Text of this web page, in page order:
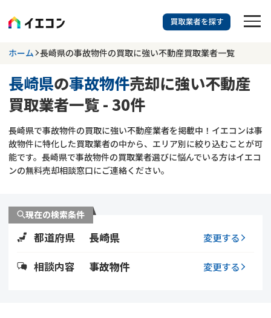
訳あり物件に強い業者を探す
長崎県 事故物件
更新日 :2026年07月31日
業者を探す
空き家
再建築不可
不動産コラム
不動産売却
ホーム 長崎県の事故物件の買取に強い不動産買取業者一覧
長崎県の事故物件売却に強い不動産
買取業者一覧 - 30件
長崎県で事故物件の買取に強い不動産業者を掲載中！イエコンは事
故物件に特化した買取業者の中から、エリア別に絞り込むことが可
能です。長崎県で事故物件の買取業者選びに悩んでいる方はイエコ
ンの無料売却相談窓口にご連絡ください。
現在の検索条件
都道府県 長崎県 変更する
相談内容 事故物件 変更する